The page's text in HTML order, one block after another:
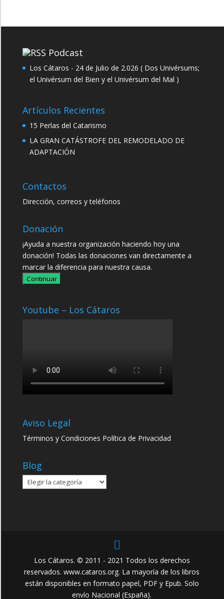
Podcast
Los Cátaros - 24 de Julio de 2.026 ( Dos Univérsums;
el Univérsum del Bien y el Univérsum del Mal )
Artículos Recientes
15 Perlas del Catarismo
LA GRAN CATÁSTROFE DEL REMODELADO DE
ADAPTACIÓN
Contactos
Dirección, correos y teléfonos
Donación
¡Ayuda a nuestra organización haciendo hoy una
donación! Todas las donaciones van directamente a
marcar la diferencia para nuestra causa.
Continuar
Youtube – Los Cátaros
Aviso Legal
Términos y Condiciones Política de Privacidad
Blog
Blog
Los Cátaros. © 2011 - 2021 Todos los derechos
reservados. www.cataros.org. La mayoría de los libros
están disponibles en formato papel, PDF y Epub. Solo
envío Nacional (España).